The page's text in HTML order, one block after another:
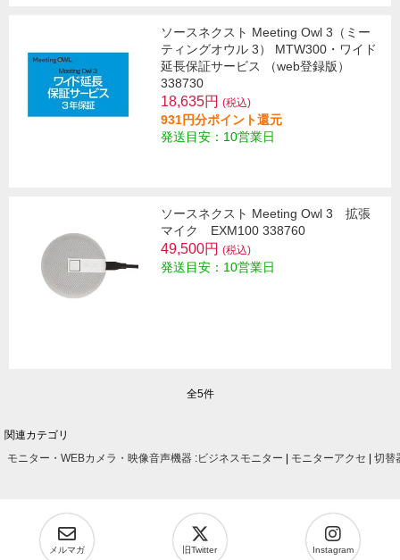
ソースネクスト Meeting Owl 3（ミー
ティングオウル 3） MTW300・ワイド
延長保証サービス （web登録版）
338730
18,635円 (税込)
931円分ポイント還元
発送目安：10営業日
ソースネクスト Meeting Owl 3 拡張
マイク EXM100 338760
49,500円 (税込)
発送目安：10営業日
全5件
関連カテゴリ
モニター・WEBカメラ・映像音声機器 :ビジネスモニター モニターアクセ 切替
メルマガ 旧Twitter Instagram